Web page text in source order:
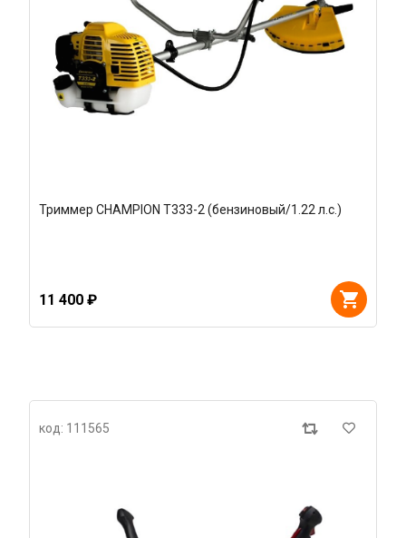
Триммер CHAMPION T333-2 (бензиновый/1.22 л.с.)
11 400 ₽
код: 111565